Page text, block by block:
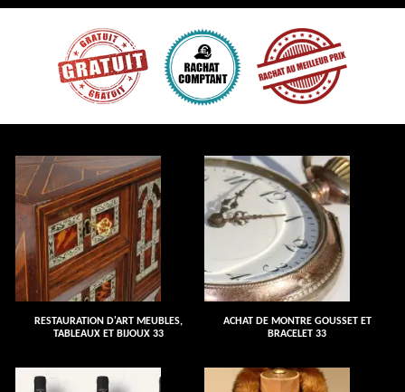
RESTAURATION D'ART MEUBLES,
TABLEAUX ET BIJOUX 33
ACHAT DE MONTRE GOUSSET ET
BRACELET 33